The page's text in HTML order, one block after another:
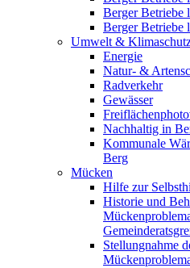
Berger Betriebe
Berger Betriebe
Umwelt &
Energie
Natur- &
Radverkehr
Gewässer
Nachhaltig in
Kommunale
Berg
Mücken
Hilfe zur
Historie und
Stellungnahme